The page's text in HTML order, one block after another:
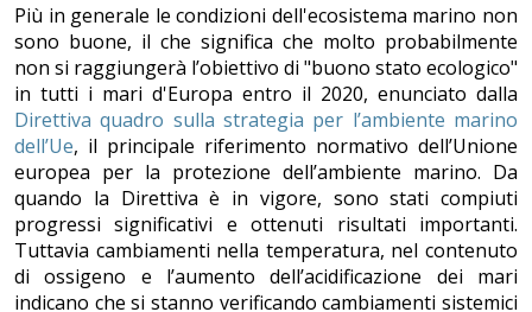
Più in generale le condizioni dell'ecosistema marino non
sono buone, il che significa che molto probabilmente
non si raggiungerà l’obiettivo di "buono stato ecologico"
in tutti i mari d'Europa entro il 2020, enunciato dalla
Direttiva quadro sulla strategia per l’ambiente marino
dell’Ue, il principale riferimento normativo dell’Unione
europea per la protezione dell’ambiente marino. Da
quando la Direttiva è in vigore, sono stati compiuti
progressi significativi e ottenuti risultati importanti.
Tuttavia cambiamenti nella temperatura, nel contenuto
di ossigeno e l’aumento dell’acidificazione dei mari
indicano che si stanno verificando cambiamenti sistemici